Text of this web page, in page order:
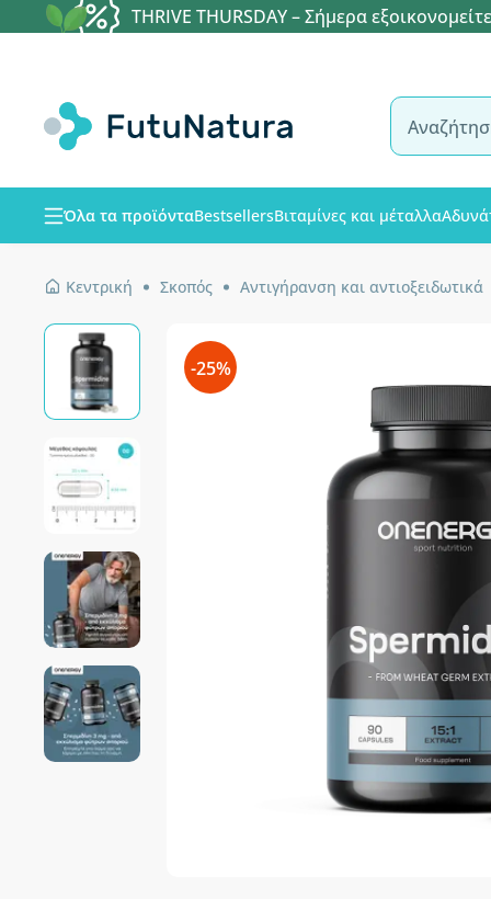
THRIVE THURSDAY – Σήμερα
Όλα τα προϊόνταBestsellersΒιταμίνες και μέταλλα
Κεντρική Σκοπός Αντιγήρανση και αντιοξειδωτικά
-25%